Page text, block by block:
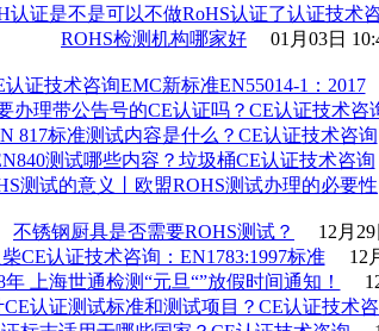
认证是不是可以不做RoHS认证了认证技术
ROHS检测机构哪家好
01月03日
认证技术咨询EMC新标准EN55014-1：2017
办理带公告号的CE认证吗？CE认证技术咨
817标准测试内容是什么？CE认证技术咨询
测试哪些内容？垃圾桶CE认证技术咨询
测试的意义丨欧盟ROHS测试办理的必要性
不锈钢厨具是否需要ROHS测试？
12月
CE认证技术咨询：EN1783:1997标准
12
年 上海世通检测“元旦“”放假时间通知！
认证测试标准和测试项目？CE认证技术